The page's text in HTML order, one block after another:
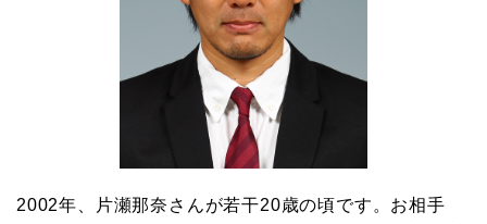
2002年、片瀬那奈さんが若干20歳の頃です。お相手